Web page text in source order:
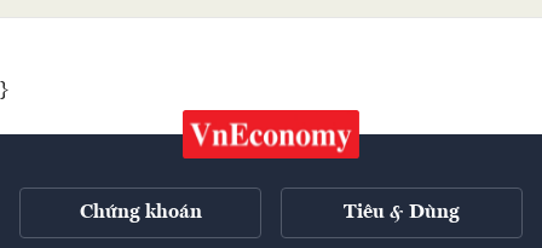
}
Chứng khoán Tiêu & Dùng